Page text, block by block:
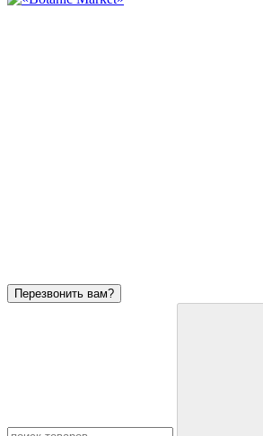
Перезвонить вам?